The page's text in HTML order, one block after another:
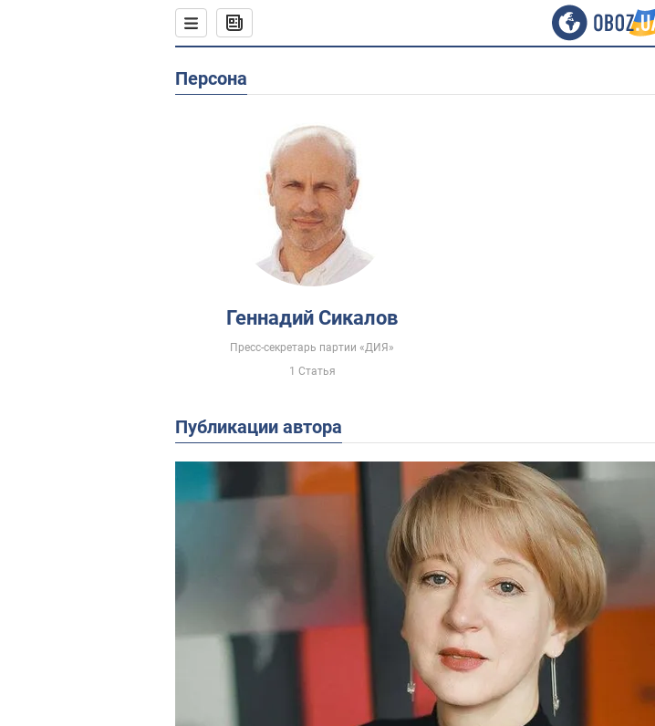
Персона
Геннадий Сикалов
Пресс-секретарь партии «ДИЯ»
1 Статья
Публикации автора